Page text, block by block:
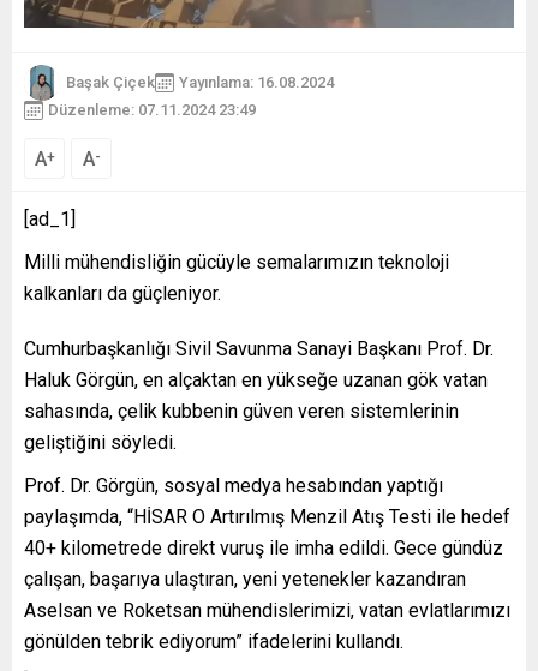
Başak Çiçek
Yayınlama: 16.08.2024
Düzenleme: 07.11.2024 23:49
A+ A-
[ad_1]
Milli mühendisliğin gücüyle semalarımızın teknoloji
kalkanları da güçleniyor.
Cumhurbaşkanlığı Sivil Savunma Sanayi Başkanı Prof. Dr.
Haluk Görgün, en alçaktan en yükseğe uzanan gök vatan
sahasında, çelik kubbenin güven veren sistemlerinin
geliştiğini söyledi.
Prof. Dr. Görgün, sosyal medya hesabından yaptığı
paylaşımda, “HİSAR O Artırılmış Menzil Atış Testi ile hedef
40+ kilometrede direkt vuruş ile imha edildi. Gece gündüz
çalışan, başarıya ulaştıran, yeni yetenekler kazandıran
Aselsan ve Roketsan mühendislerimizi, vatan evlatlarımızı
gönülden tebrik ediyorum” ifadelerini kullandı.